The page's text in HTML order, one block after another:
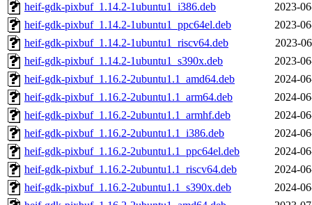
heif-gdk-pixbuf_1.14.2-1ubuntu1_i386.deb
2023-
heif-gdk-pixbuf_1.14.2-1ubuntu1_ppc64el.deb
2023-
heif-gdk-pixbuf_1.14.2-1ubuntu1_riscv64.deb
2023-
heif-gdk-pixbuf_1.14.2-1ubuntu1_s390x.deb
2023-
heif-gdk-pixbuf_1.16.2-2ubuntu1.1_amd64.deb
2024-
heif-gdk-pixbuf_1.16.2-2ubuntu1.1_arm64.deb
2024-
heif-gdk-pixbuf_1.16.2-2ubuntu1.1_armhf.deb
2024-
heif-gdk-pixbuf_1.16.2-2ubuntu1.1_i386.deb
2024-
heif-gdk-pixbuf_1.16.2-2ubuntu1.1_ppc64el.deb
2024-
heif-gdk-pixbuf_1.16.2-2ubuntu1.1_riscv64.deb
2024-
heif-gdk-pixbuf_1.16.2-2ubuntu1.1_s390x.deb
2024-